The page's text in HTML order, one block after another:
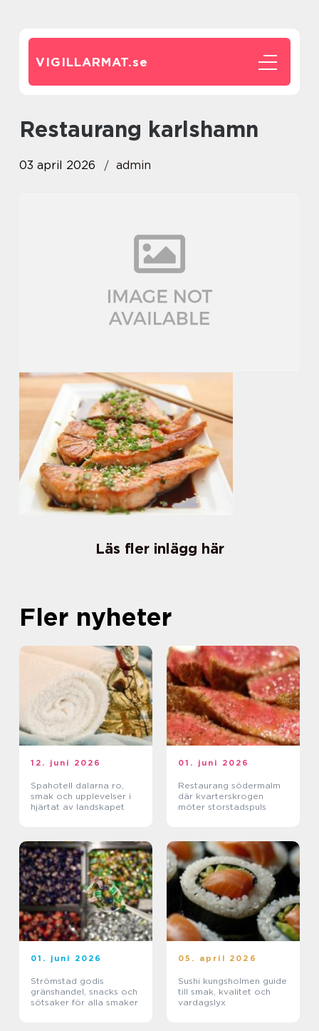
VIGILLARMAT.se
restaurang karlshamn
03 april 2026 admin
Läs fler inlägg här
Fler nyheter
12. juni 2026
Spahotell dalarna ro,
smak och upplevelser i
hjärtat av landskapet
01. juni 2026
Restaurang södermalm
där kvarterskrogen
möter storstadspuls
01. juni 2026
Strömstad godis
gränshandel, snacks och
sötsaker för alla smaker
05. april 2026
Sushi kungsholmen guide
till smak, kvalitet och
vardagslyx